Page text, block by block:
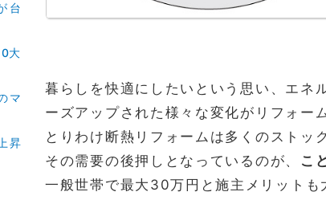
暮らしを快適にしたいという思い、エネ
ーズアップされた様々な変化がリフォー
とりわけ断熱リフォームは多くのストッ
その需要の後押しとなっているのが、
こ
一般世帯で最大30万円と施主メリット
台
大
マ
昇